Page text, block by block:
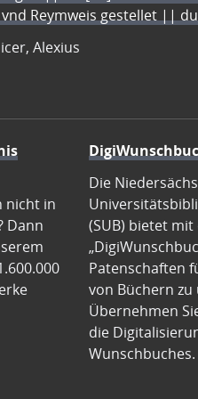
Reymweis gestellet ||
Alexius
nicht in
Dann
Die
(SUB) bietet mit
Patenschaften
von Büchern
Übernehmen
die
Wunschbuches.